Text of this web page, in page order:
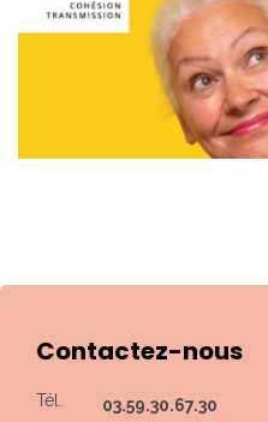
Contactez-nous
Tél.
03.59.30.67.30